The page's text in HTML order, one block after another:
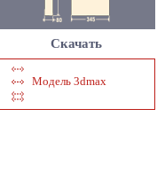
Скачать
Модель 3dmax